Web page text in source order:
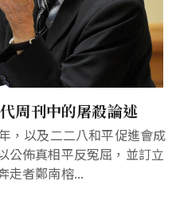
周刊中的屠殺論述
，以及二二八和平促進會成
公佈真相平反冤屈，並訂立
走者鄭南榕...